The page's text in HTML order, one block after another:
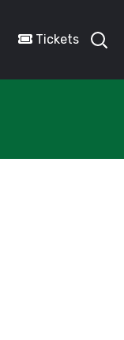
Tickets